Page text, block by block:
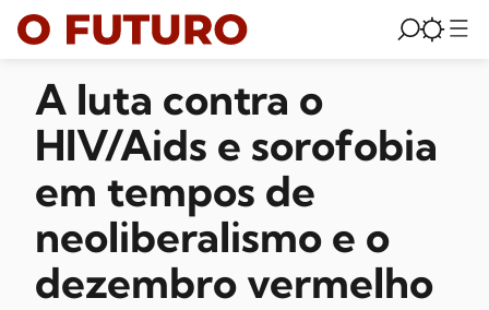
A luta contra o
HIV/Aids e sorofobia
em tempos de
neoliberalismo e o
dezembro vermelho